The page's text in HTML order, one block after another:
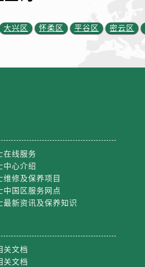
）
大兴区 怀柔区 平谷区 密云区
在线服务
中心介绍
维修及保养项目
中国区服务网点
最新资讯及保养知识
关文档
关文档